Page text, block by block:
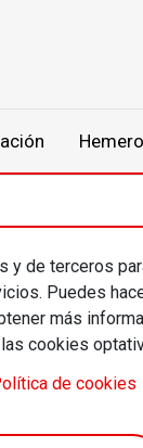
y de terceros
Puedes
más
cookies
de cookies
/ 5